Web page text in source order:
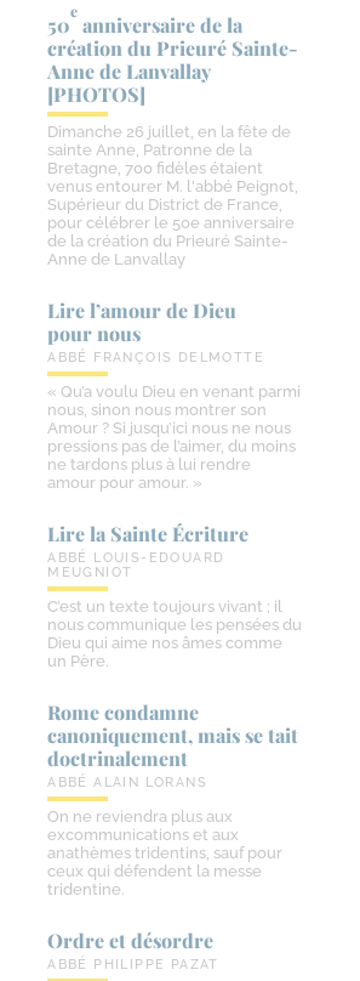
50
e
anniversaire de la
création du Prieuré Sainte-​
Anne de Lanvallay
[PHOTOS]
Dimanche 26 juillet, en la fête de
sainte Anne, Patronne de la
Bretagne, 700 fidèles étaient
venus entourer M. l'abbé Peignot,
Supérieur du District de France,
pour célébrer le 50e anniversaire
de la création du Prieuré Sainte-
Anne de Lanvallay
Lire l’amour de Dieu
pour nous
ABBÉ FRANÇOIS DELMOTTE
« Qu’a voulu Dieu en venant parmi
nous, sinon nous montrer son
Amour ? Si jusqu’ici nous ne nous
pressions pas de l’aimer, du moins
ne tardons plus à lui rendre
amour pour amour. »
Lire la Sainte Écriture
ABBÉ LOUIS-EDOUARD
MEUGNIOT
C’est un texte toujours vivant ; il
nous communique les pensées du
Dieu qui aime nos âmes comme
un Père.
Rome condamne
canoniquement, mais se tait
doctrinalement
ABBÉ ALAIN LORANS
On ne reviendra plus aux
excommunications et aux
anathèmes tridentins, sauf pour
ceux qui défendent la messe
tridentine.
Ordre et désordre
ABBÉ PHILIPPE PAZAT